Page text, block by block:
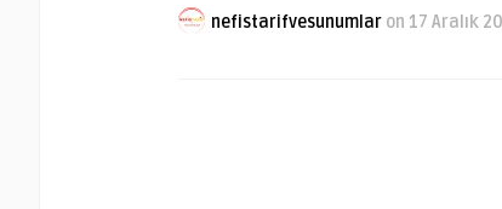
nefistarifvesunumlar on 17 Aralık